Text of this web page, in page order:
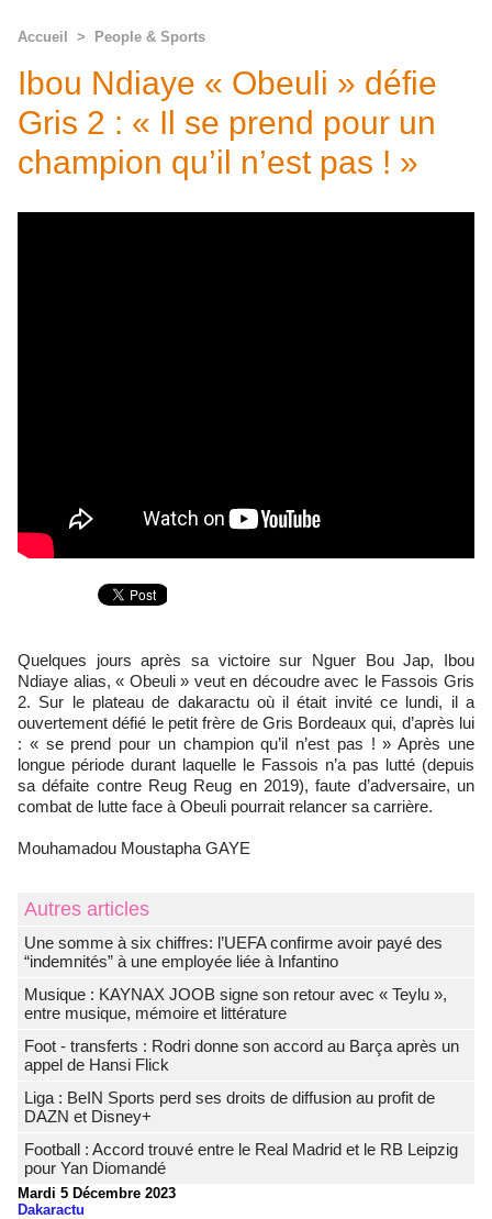
Accueil > People & Sports
Ibou Ndiaye « Obeuli » défie
Gris 2 : « Il se prend pour un
champion qu’il n’est pas ! »
Quelques jours après sa victoire sur Nguer Bou Jap, Ibou
Ndiaye alias, « Obeuli » veut en découdre avec le Fassois Gris
2. Sur le plateau de dakaractu où il était invité ce lundi, il a
ouvertement défié le petit frère de Gris Bordeaux qui, d’après lui
: « se prend pour un champion qu’il n’est pas ! » Après une
longue période durant laquelle le Fassois n’a pas lutté (depuis
sa défaite contre Reug Reug en 2019), faute d’adversaire, un
combat de lutte face à Obeuli pourrait relancer sa carrière.
Mouhamadou Moustapha GAYE
Autres articles
Une somme à six chiffres: l’UEFA confirme avoir payé des
“indemnités” à une employée liée à Infantino
Musique : KAYNAX JOOB signe son retour avec « Teylu »,
entre musique, mémoire et littérature
Foot - transferts : Rodri donne son accord au Barça après un
appel de Hansi Flick
Liga : BeIN Sports perd ses droits de diffusion au profit de
DAZN et Disney+
Football : Accord trouvé entre le Real Madrid et le RB Leipzig
pour Yan Diomandé
Mardi 5 Décembre 2023
Dakaractu